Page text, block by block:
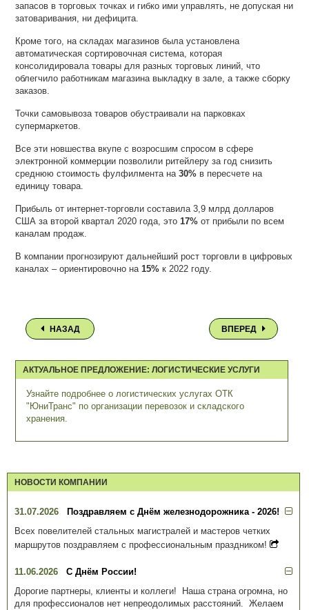
запасов в торговых точках и гибко ими управлять, не допуская ни
затоваривания, ни дефицита.
Кроме того, на складах магазинов была установлена
автоматическая сортировочная система, которая
консолидировала товары для разных торговых линий, что
облегчило работникам магазина выкладку в зале, а также сборку
заказов.
Точки самовывоза товаров обустраивали на парковках
супермаркетов.
Все эти новшества вкупе с возросшим спросом в сфере
электронной коммерции позволили ритейлеру за год снизить
среднюю стоимость фулфилмента на30% в пересчете на
единицу товара.
Прибыль от интернет-торговли составила 3,9 млрд долларов
США за второй квартал 2020 года, это 17% от прибыли по всем
каналам продаж.
В компании прогнозируют дальнейший рост торговли в цифровых
каналах – ориентировочно на 15% к 2022 году.
НАЗАД ВПЕРЕД
АКТУАЛЬНОЕ ПРЕДЛОЖЕНИЕ: ЛОГИСТИЧЕСКИЕ УСЛУГИ
Узнайте подробнее о логистических услугах ОТК
"ЮниТранс" по организации перевозок и складского
хранения.
НОВОСТИ КОМПАНИИ
31.07.2026
Поздравляем с Днём железнодорожника - 2026!
Всех повелителей стальных магистралей и мастеров четких
маршрутов поздравляем с профессиональным праздником!
11.06.2026
С Днём России!
Дорогие партнеры, клиенты и коллеги! Наша страна огромна, но
для профессионалов нет непреодолимых расстояний. Желаем